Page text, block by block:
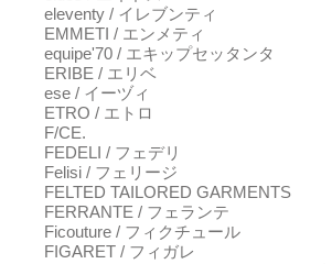
eleventy / イレブンティ
EMMETI / エンメティ
equipe'70 / エキップセッタンタ
ERIBE / エリベ
ese / イーヅィ
ETRO / エトロ
F/CE.
FEDELI / フェデリ
Felisi / フェリージ
FELTED TAILORED GARMENTS
FERRANTE / フェランテ
Ficouture / フィクチュール
FIGARET / フィガレ